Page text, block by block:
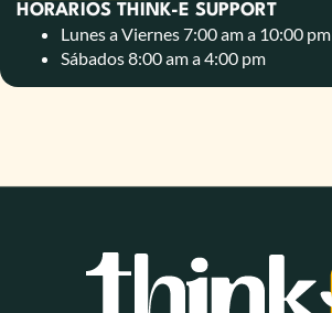
HORARIOS THINK-E SUPPORT
Lunes a Viernes 7:00 am a 10:00 pm
Sábados 8:00 am a 4:00 pm